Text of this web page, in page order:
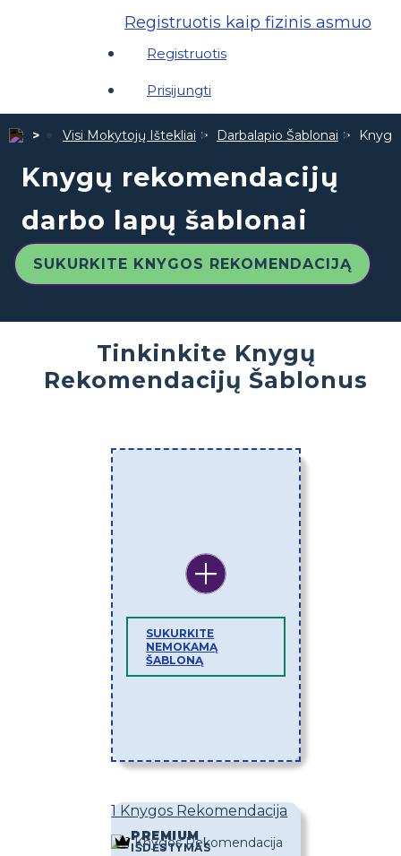
Registruotis kaip fizinis asmuo
Registruotis
Prisijungti
Visi Mokytojų Ištekliai Darbalapio Šablonai
Knygų rekomendacijų
darbo lapų šablonai
SUKURKITE KNYGOS REKOMENDACIJĄ
Tinkinkite Knygų
Rekomendacijų Šablonus
SUKURKITE
NEMOKAMĄ
ŠABLONĄ
1 Knygos Rekomendacija
PREMIUM
IŠDĖSTYMAS